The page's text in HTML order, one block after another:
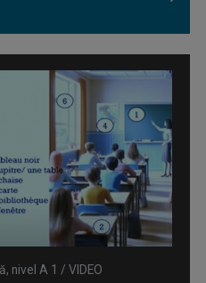
a VIII-a, elemente de